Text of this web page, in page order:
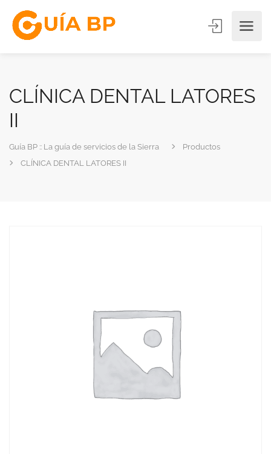
CLÍNICA DENTAL LATORES
II
Guía BP :: La guía de servicios de la Sierra
Productos
CLÍNICA DENTAL LATORES II